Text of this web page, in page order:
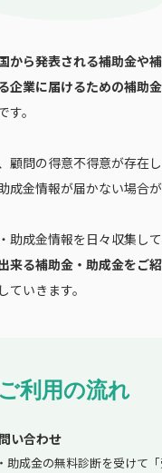
から発表される補助金や
企業に届けるための補助
す。
顧問の得意不得意が存在
成金情報が届かない場合が
助成金情報を日々収集して
来る補助金・助成金をご
していきます。
ご利用の流れ
い合わせ
助成金の無料診断を受けて